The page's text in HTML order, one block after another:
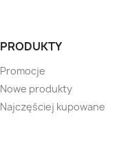
PRODUKTY
Promocje
Nowe produkty
Najczęściej kupowane